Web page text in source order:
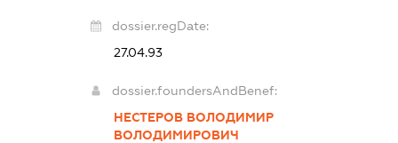
dossier.regDate:
27.04.93
dossier.foundersAndBenef:
НЕСТЕРОВ ВОЛОДИМИР
ВОЛОДИМИРОВИЧ